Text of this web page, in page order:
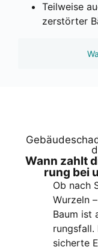
Teil­wei­se
zer­stör­ter
Wann zahlt
rung bei
Ob nach
Wur­zeln
Baum ist
si­cher­te